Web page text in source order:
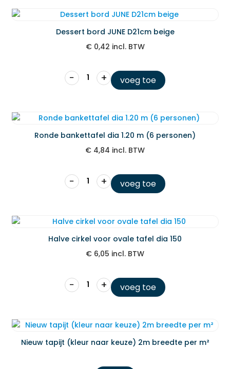
Dessert bord JUNE D21cm beige
€0,42 incl. BTW
− + voeg toe
Ronde bankettafel dia 1.20 m (6 personen)
€ 4,84 incl. BTW
− + voeg toe
Halve cirkel voor ovale tafel dia 150
€ 6,05 incl. BTW
− + voeg toe
Nieuw tapijt (kleur naar keuze) 2m breedte per m²